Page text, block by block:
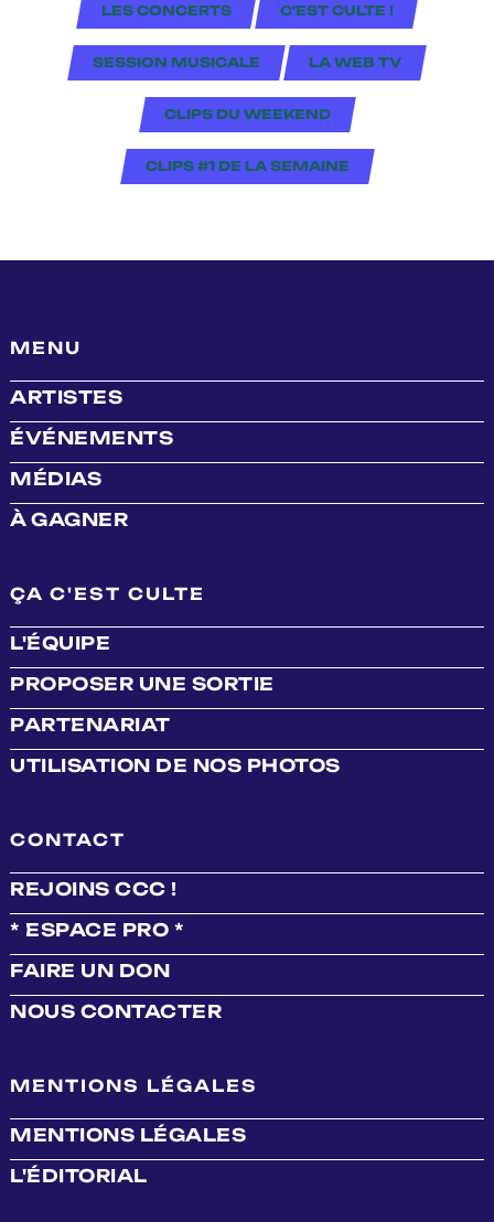
LES CONCERTS C'EST CULTE !
SESSION MUSICALE LA WEB TV
CLIPS DU WEEKEND
CLIPS #1 DE LA SEMAINE
MENU
ARTISTES
ÉVÉNEMENTS
MÉDIAS
À GAGNER
ÇA C'EST CULTE
L'ÉQUIPE
PROPOSER UNE SORTIE
PARTENARIAT
UTILISATION DE NOS PHOTOS
CONTACT
REJOINS CCC !
* ESPACE PRO *
FAIRE UN DON
NOUS CONTACTER
MENTIONS LÉGALES
MENTIONS LÉGALES
L'ÉDITORIAL